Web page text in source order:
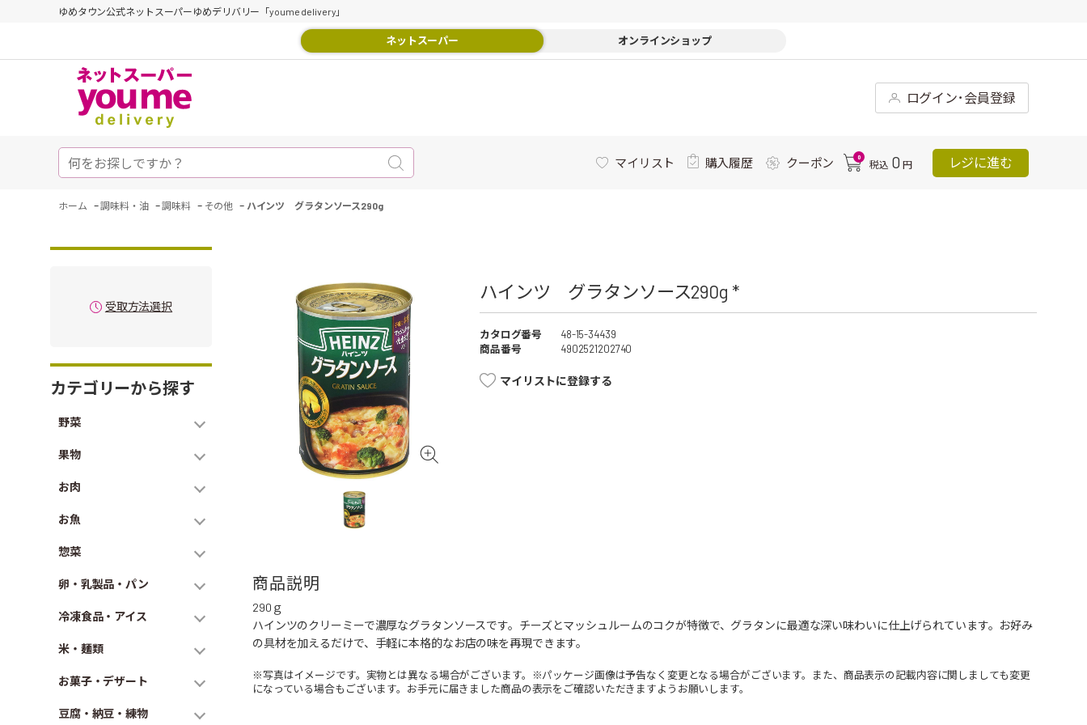
ゆめタウン公式ネットスーパーゆめデリバリー「youme delivery」
ネットスーパー オンラインショップ
ログイン･会員登録
マイリスト 購入履歴 クーポン 0
税込 0 円 レジに進む
ホーム -調味料・油 -調味料 - その他 - ハインツ グラタンソース290g
受取方法選択
カテゴリーから探す
野菜
果物
お肉
お魚
惣菜
卵・乳製品・パン
冷凍食品・アイス
米・麺類
お菓子・デザート
豆腐・納豆・練物
ハインツ グラタンソース290g *
カタログ番号
48-15-34439
商品番号
4902521202740
マイリストに登録する
商品説明
290ｇ
ハインツのクリーミーで濃厚なグラタンソースです。チーズとマッシュルームのコクが特徴で、グラタンに最適な深い味わいに仕上げられています。お好み
の具材を加えるだけで、手軽に本格的なお店の味を再現できます。
※写真はイメージです。実物とは異なる場合がございます。※パッケージ画像は予告なく変更となる場合がございます。また、商品表示の記載内容に関しましても変更
になっている場合もございます。お手元に届きました商品の表示をご確認いただきますようお願いします。